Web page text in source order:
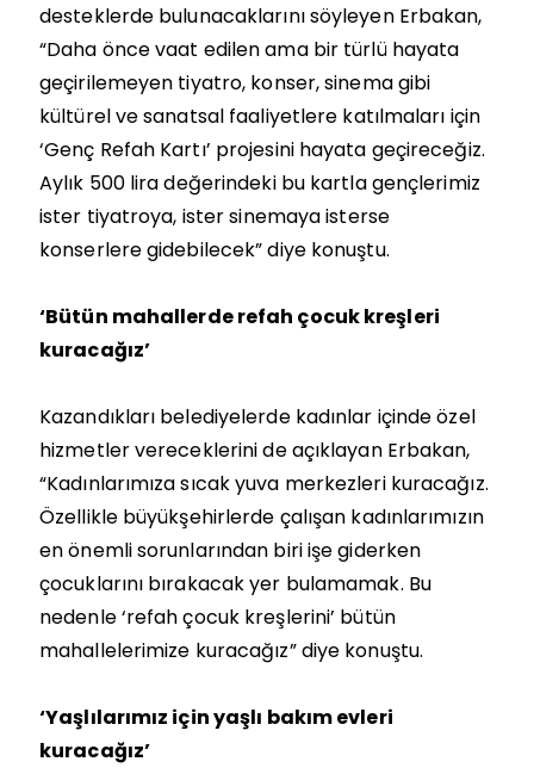
desteklerde bulunacaklarını söyleyen Erbakan,
“Daha önce vaat edilen ama bir türlü hayata
geçirilemeyen tiyatro, konser, sinema gibi
kültürel ve sanatsal faaliyetlere katılmaları için
‘Genç Refah Kartı’ projesini hayata geçireceğiz.
Aylık 500 lira değerindeki bu kartla gençlerimiz
ister tiyatroya, ister sinemaya isterse
konserlere gidebilecek” diye konuştu.
‘Bütün mahallerde refah çocuk kreşleri
kuracağız’
Kazandıkları belediyelerde kadınlar içinde özel
hizmetler vereceklerini de açıklayan Erbakan,
“Kadınlarımıza sıcak yuva merkezleri kuracağız.
Özellikle büyükşehirlerde çalışan kadınlarımızın
en önemli sorunlarından biri işe giderken
çocuklarını bırakacak yer bulamamak. Bu
nedenle ‘refah çocuk kreşlerini’ bütün
mahallelerimize kuracağız” diye konuştu.
‘Yaşlılarımız için yaşlı bakım evleri
kuracağız’